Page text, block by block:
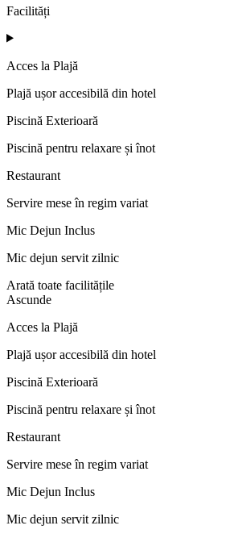
Facilități
Acces la Plajă
Plajă ușor accesibilă din hotel
Piscină Exterioară
Piscină pentru relaxare și înot
Restaurant
Servire mese în regim variat
Mic Dejun Inclus
Mic dejun servit zilnic
Arată toate facilitățile
Ascunde
Acces la Plajă
Plajă ușor accesibilă din hotel
Piscină Exterioară
Piscină pentru relaxare și înot
Restaurant
Servire mese în regim variat
Mic Dejun Inclus
Mic dejun servit zilnic